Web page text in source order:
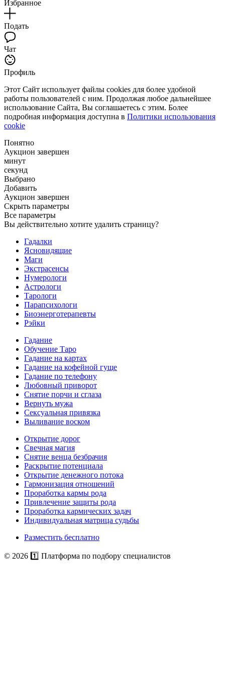
Избранное
Подать
Чат
Профиль
Этот Сайт использует файлы cookies для более удобной
работы пользователей с ним. Продолжая любое дальнейшее
использование Сайта, Вы соглашаетесь с этим. Более
подробная информация доступна в Политики использования
cookie
Понятно
Аукцион завершен
минут
секунд
Выбрано
Добавить
Аукцион завершен
Скрыть параметры
Все параметры
Вы действительно хотите удалить страницу?
Гадалки
Ясновидящие
Маги
Экстрасенсы
Нумерологи
Астрологи
Тарологи
Парапсихологи
Биоэнерготерапевты
Рэйки
Гадание
Обучение Таро
Гадание на картах
Гадание на кофейной гуще
Гадание по телефону
Любовный приворот
Снятие порчи и сглаза
Вернуть мужа
Сексуальная привязка
Выливание воском
Открытие дорог
Свечная магия
Снятие венца безбрачия
Раскрытие потенциала
Открытие денежного потока
Гармонизация отношений
Проработка кармы рода
Привлечение защиты рода
Проработка кармических задач
Индивидуальная матрица судьбы
Разместить бесплатно
© 2026 1️⃣ Платформа по подбору специалистов